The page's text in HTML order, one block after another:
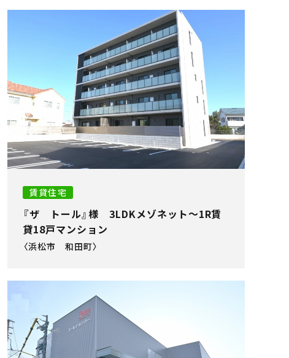
賃貸住宅
『ザ トール』様 3LDKメゾネット～1R賃
貸18戸マンション
〈浜松市 和田町〉